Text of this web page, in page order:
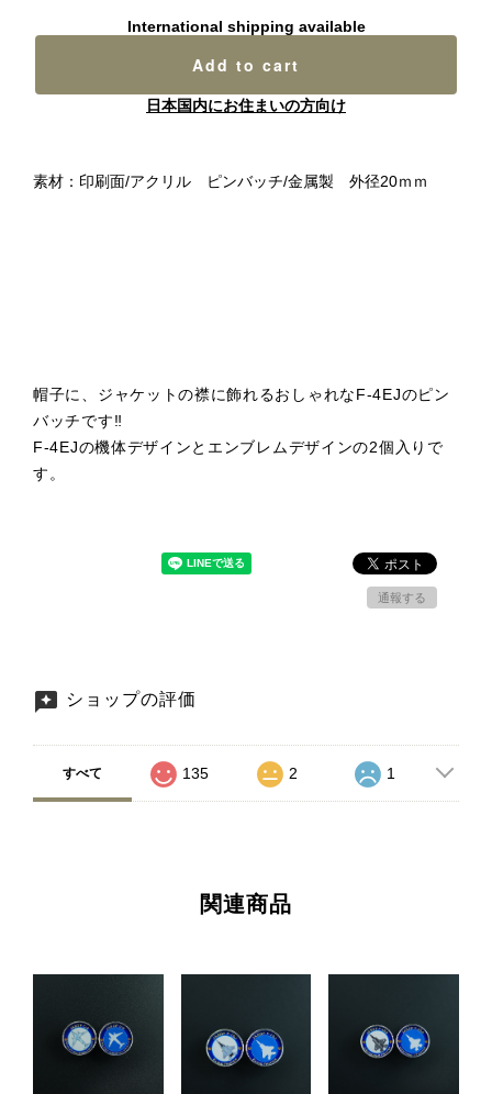
International shipping available
Add to cart
日本国内にお住まいの方向け
素材：印刷面/アクリル ピンバッチ/金属製 外径20ｍｍ
帽子に、ジャケットの襟に飾れるおしゃれなF-4EJのピン
バッチです‼
F-4EJの機体デザインとエンブレムデザインの2個入りで
す。
通報する
ショップの評価
すべて 135 2 1
関連商品